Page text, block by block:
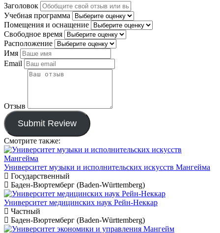
Заголовок
Учебная программа
Помещения и оснащение
Свободное время
Расположение
Имя
Email
Отзыв
Submit Review
Смотрите также:
Университет музыки и исполнительских искусств Мангейма
Государственный
Баден-Вюртемберг (Baden-Württemberg)
Университет медицинских наук Рейн-Неккар
Частный
Баден-Вюртемберг (Baden-Württemberg)